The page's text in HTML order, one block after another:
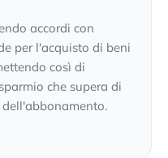
accordi con
per l'acquisto di beni
così di
che supera di